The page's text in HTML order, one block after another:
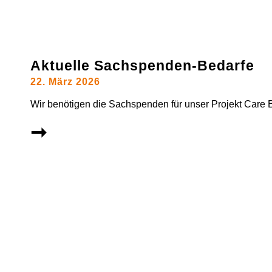
Aktuelle Sachspenden-Bedarfe
22. März 2026
Wir benötigen die Sachspenden für unser Projekt Care
➞